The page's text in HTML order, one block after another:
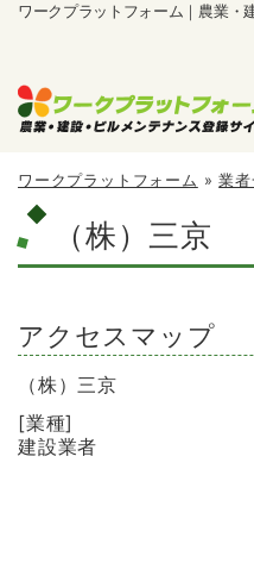
ワークプラットフォーム｜農業・
ワークプラットフォーム »業者
（株）三京
アクセスマップ
（株）三京
[業種]
建設業者